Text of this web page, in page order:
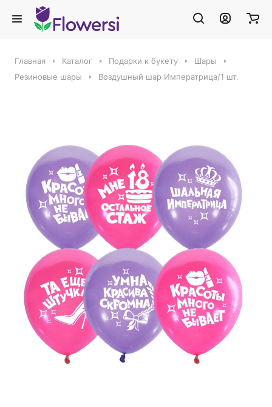
Главная Каталог Подарки к букету
Шары
Резиновые шары
Воздушный шар Императрица/1 шт.